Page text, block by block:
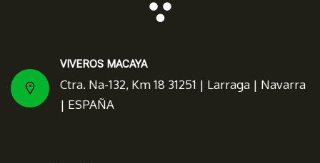
VIVEROS MACAYA
Ctra. Na-132, Km 18 31251 | Larraga | Navarra
| ESPAÑA